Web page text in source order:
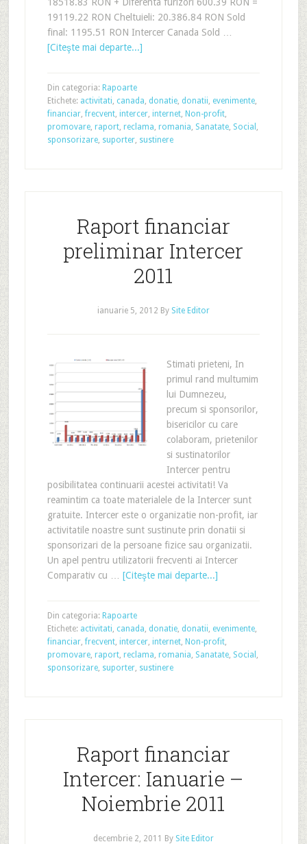
19119.22 RON Cheltuieli: 20.386.84 RON Sold
final: 1195.51 RON Intercer Canada Sold …
[Citeşte mai departe...]
Din categoria: Rapoarte
Etichete: activitati, canada, donatie, donatii, evenimente,
financiar,frecvent, intercer, internet, Non-profit,
promovare, raport, reclama, romania, Sanatate, Social ,
sponsorizare, suporter, sustinere
Raport financiar
preliminar Intercer
2011
ianuarie 5, 2012 By Site Editor
Stimati prieteni, In
primul rand multumim
lui Dumnezeu,
precum si sponsorilor,
bisericilor cu care
colaboram, prietenilor
si sustinatorilor
Intercer pentru
posibilitatea continuarii acestei activitati! Va
reamintim ca toate materialele de la Intercer sunt
gratuite. Intercer este o organizatie non-profit, iar
activitatile noastre sunt sustinute prin donatii si
sponsorizari de la persoane fizice sau organizatii.
Un apel pentru utilizatorii frecventi ai Intercer
Comparativ cu … [Citeşte mai departe...]
Din categoria: Rapoarte
Etichete: activitati, canada, donatie, donatii, evenimente,
financiar,frecvent, intercer, internet, Non-profit,
promovare, raport, reclama, romania, Sanatate, Social ,
sponsorizare, suporter, sustinere
Raport financiar
Intercer: Ianuarie –
Noiembrie 2011
decembrie 2, 2011 By Site Editor